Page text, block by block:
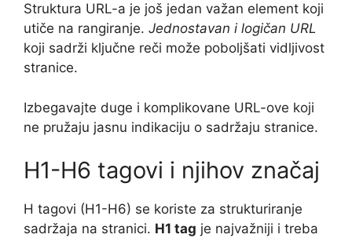
Struktura URL-a je još jedan važan element koji
utiče na rangiranje. Jednostavan i logičan URL
koji sadrži ključne reči može poboljšati vidljivost
stranice.
Izbegavajte duge i komplikovane URL-ove koji
ne pružaju jasnu indikaciju o sadržaju stranice.
H1-H6 tagovi i njihov značaj
H tagovi (H1-H6) se koriste za strukturiranje
sadržaja na stranici. H1 tag je najvažniji i treba